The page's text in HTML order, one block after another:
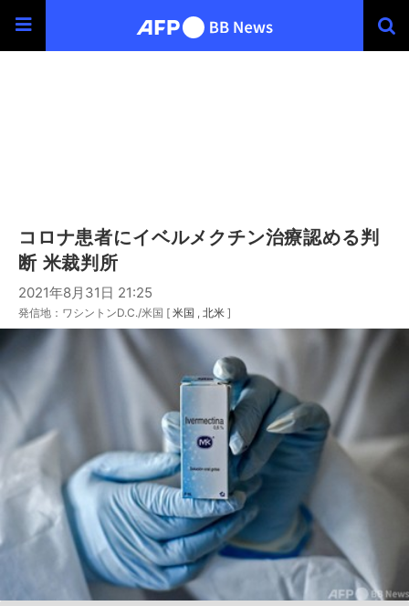
コロナ患者にイベルメクチン治療認める判
断 米裁判所
2021年8月31日 21:25
発信地：ワシントンD.C./米国 [ 米国 北米 ]